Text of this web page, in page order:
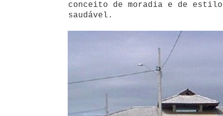
conceito de moradia e de
saudável.